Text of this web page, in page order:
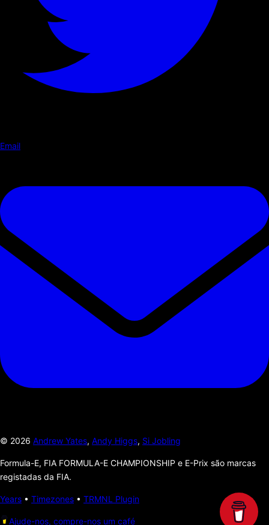
Email
© 2026 Andrew Yates, Andy Higgs, Si Jobling
Formula-E, FIA FORMULA-E CHAMPIONSHIP e E-Prix são marcas
registadas da FIA.
Years • Timezones • TRMNL Plugin
Ajude-nos, compre-nos um café